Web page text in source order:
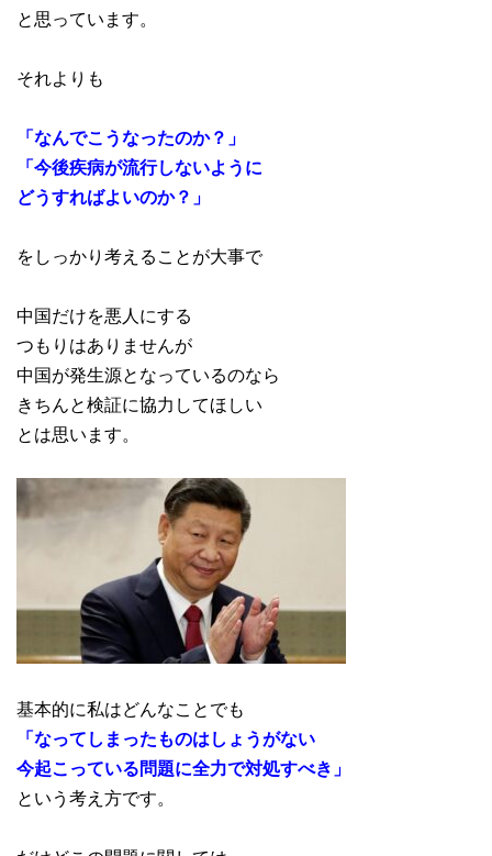
と思っています。
それよりも
「なんでこうなったのか？」
「今後疾病が流行しないように
どうすればよいのか？」
をしっかり考えることが大事で
中国だけを悪人にする
つもりはありませんが
中国が発生源となっているのなら
きちんと検証に協力してほしい
とは思います。
基本的に私はどんなことでも
「なってしまったものはしょうがない
今起こっている問題に全力で対処すべき」
という考え方です。